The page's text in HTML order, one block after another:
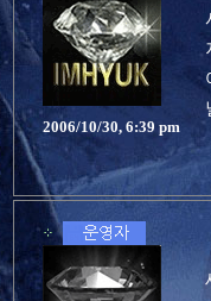
2006/10/30, 6:39 pm